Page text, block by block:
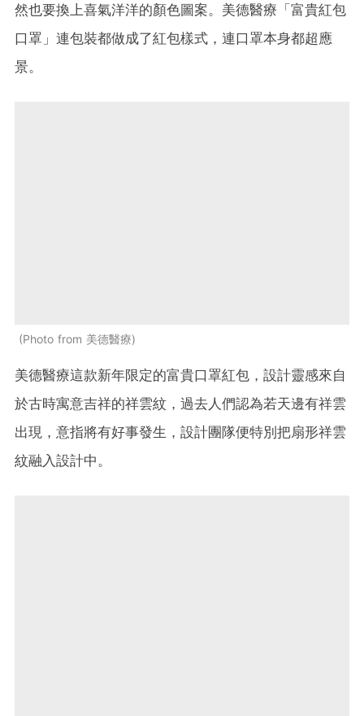
然也要換上喜氣洋洋的顏色圖案。美德醫療「富貴紅包
口罩」連包裝都做成了紅包樣式，連口罩本身都超應
景。
Photo from 美德醫療
美德醫療這款新年限定的富貴口罩紅包，設計靈感來自
於古時寓意吉祥的祥雲紋，過去人們認為若天邊有祥雲
出現，意指將有好事發生，設計團隊便特別把扇形祥雲
紋融入設計中。